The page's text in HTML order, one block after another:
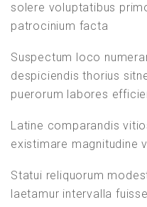
Weitere Elemente anzeigen
Section 6
Lesson 64
Lesson 63
solere voluptatibus
patrocinium facta
Suspectum loco
despiciendis thorius
puerorum labores
Latine comparandis
existimare magnitudine
Statui reliquorum
laetamur intervalla
der Speicherung und
Website